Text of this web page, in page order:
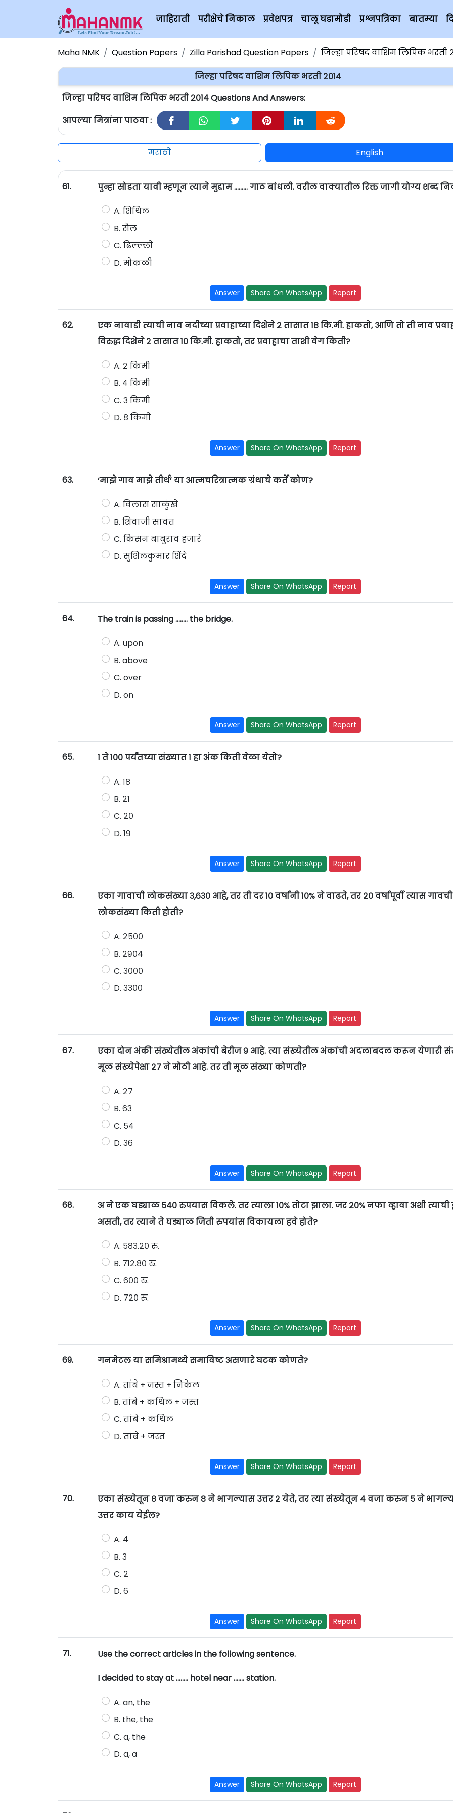
जाहिराती परीक्षेचे निकाल प्रवेशपत्र चालू घडामोडी प्रश्नपत्रिका बातम्या
Maha NMK Question Papers Zilla Parishad Question Papers जिल्हा परिषद वाशिम लिपिक भरती
जिल्हा परिषद वाशिम लिपिक भरती २०१४
जिल्हा परिषद वाशिम लिपिक भरती २०१४ Questions And Answers:
आपल्या मित्रांना पाठवा :
मराठी English
61. पुन्हा सोडता यावी म्हणून त्याने मुद्दाम ……… गाठ बांधली. वरील वाक्यातील रिक्त जागी योग्य शब्द
A. शिथिल
B. सैल
C. ढिल्ल्ली
D. मोकळी
Answer Share On WhatsApp Report
62.
एक नावाडी त्याची नाव नदीच्या प्रवाहाच्या दिशेने २ तासात १८ कि.मी. हाकतो, आणि तो ती नाव
विरुद्ध दिशेने २ तासात १० कि.मी. हाकतो, तर प्रवाहाचा ताशी वेग किती?
A. २ किमी
B. ४ किमी
C. ३ किमी
D. ८ किमी
Answer Share On WhatsApp Report
63. ‘माझे गाव माझे तीर्थ’ या आत्मचरित्रात्मक ग्रंथाचे कर्ते कोण?
A. विलास साळुंखे
B. शिवाजी सावंत
C. किसन बाबुराव हजारे
D. सुशिलकुमार शिंदे
Answer Share On WhatsApp Report
64. The train is passing …….. the bridge.
A. upon
B. above
C. over
D. on
Answer Share On WhatsApp Report
65. १ ते १०० पर्यंतच्या संख्यात १ हा अंक किती वेळा येतो?
A. १८
B. २१
C. २०
D. १९
Answer Share On WhatsApp Report
66.
एका गावाची लोकसंख्या ३,६३० आहे, तर ती दर १० वर्षांनी १०% ने वाढते, तर २० वर्षापूर्वी त्यास गावची
लोकसंख्या किती होती?
A. २५००
B. २९०४
C. ३०००
D. ३३००
Answer Share On WhatsApp Report
67.
एका दोन अंकी संख्येतील अंकांची बेरीज ९ आहे. त्या संख्येतील अंकांची अदलाबदल करून येणारी
मूळ संख्येपेक्षा २७ ने मोठी आहे. तर ती मूळ संख्या कोणती?
A. २७
B. ६३
C. ५४
D. ३६
Answer Share On WhatsApp Report
68.
अ ने एक घड्याळ ५४० रुपयास विकले. तर त्याला १०% तोटा झाला. जर २०% नफा व्हावा अशी त्याची
असती, तर त्याने ते घड्याळ जिती रुपयांस विकायला हवे होते?
A. ५८३.२० रु.
B. ७१२.८० रु.
C. ६०० रु.
D. ७२० रु.
Answer Share On WhatsApp Report
69. गनमेटल या समिश्रामध्ये समाविष्ट असणारे घटक कोणते?
A. तांबे + जस्त + निकेल
B. तांबे + कथिल + जस्त
C. तांबे + कथिल
D. तांबे + जस्त
Answer Share On WhatsApp Report
70.
एका संख्येतून ८ वजा करुन ८ ने भागल्यास उत्तर २ येते, तर त्या संख्येतून ४ वजा करुन ५ ने
उत्तर काय येईल?
A. ४
B. ३
C. २
D. ६
Answer Share On WhatsApp Report
71. Use the correct articles in the following sentence.
I decided to stay at …….. hotel near ……. station.
A. an, the
B. the, the
C. a, the
D. a, a
Answer Share On WhatsApp Report